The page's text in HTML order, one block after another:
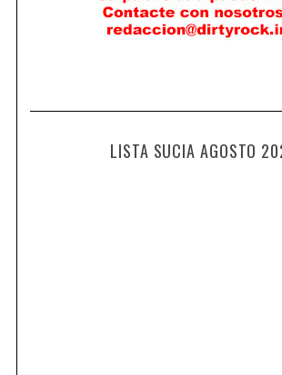
LISTA SUCIA AGOSTO